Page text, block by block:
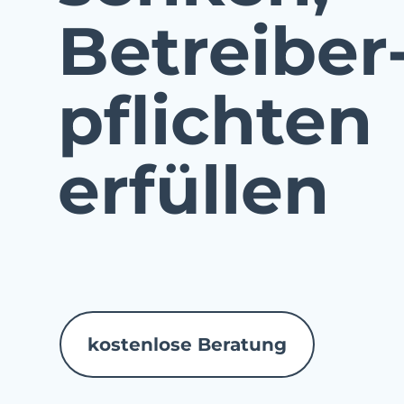
kostenlose Beratung
pflichten
erfüllen